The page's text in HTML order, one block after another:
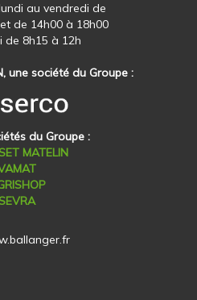
au vendredi de
de 14h00 à 18h00
de 8h15 à 12h
une société du Groupe :
du Groupe :
MATELIN